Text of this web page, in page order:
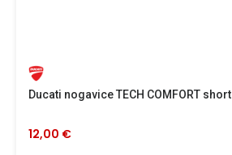
Ducati nogavice TECH COMFORT short
12,00 €